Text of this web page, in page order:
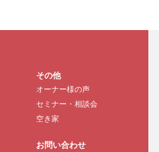
その他
オーナー様の声
セミナー・相談会
空き家
お問い合わせ